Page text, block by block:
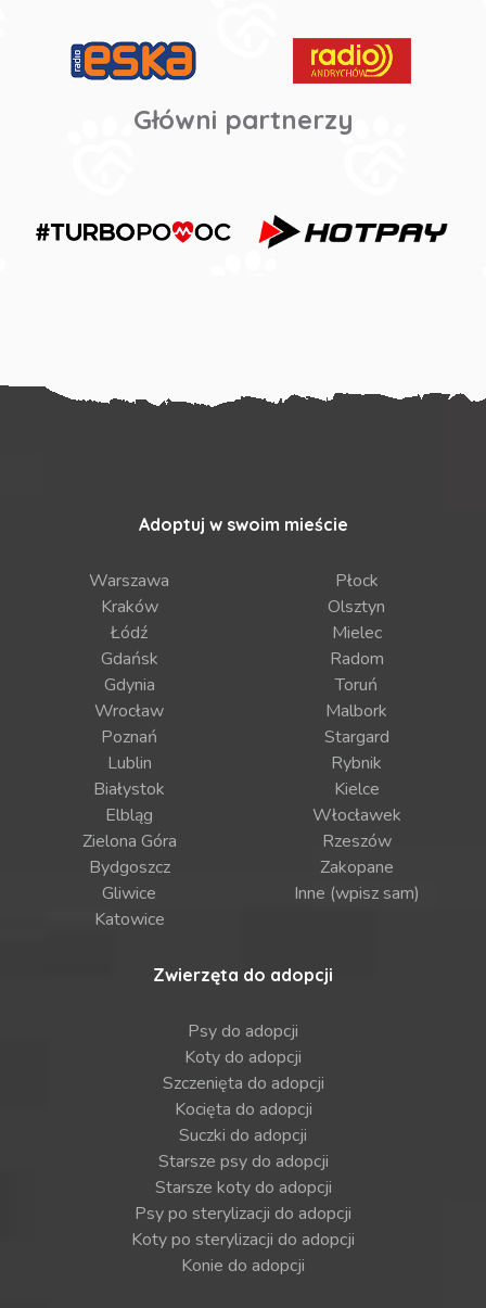
Główni partnerzy
Adoptuj w swoim mieście
Warszawa
Kraków
Łódź
Gdańsk
Gdynia
Wrocław
Poznań
Lublin
Białystok
Elbląg
Zielona Góra
Bydgoszcz
Gliwice
Katowice
Płock
Olsztyn
Mielec
Radom
Toruń
Malbork
Stargard
Rybnik
Kielce
Włocławek
Rzeszów
Zakopane
Inne (wpisz sam)
Zwierzęta do adopcji
Psy do adopcji
Koty do adopcji
Szczenięta do adopcji
Kocięta do adopcji
Suczki do adopcji
Starsze psy do adopcji
Starsze koty do adopcji
Psy po sterylizacji do adopcji
Koty po sterylizacji do adopcji
Konie do adopcji